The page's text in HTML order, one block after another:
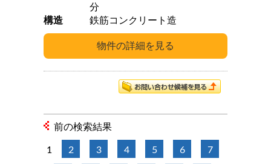
分
構造
鉄筋コンクリート造
前の検索結果
1 2 3 4 5 6 7